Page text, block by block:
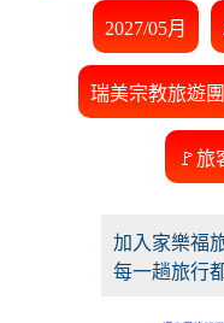
2027/05月
瑞美宗教旅遊團
🚩
加入家樂福
每一趟旅行